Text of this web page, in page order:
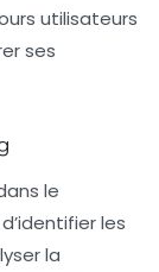
utilisateurs
ses
le
les
la